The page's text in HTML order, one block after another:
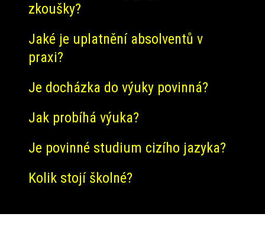
zkoušky?
Jaké je uplatnění absolventů v
praxi?
Je docházka do výuky povinná?
Jak probíhá výuka?
Je povinné studium cizího jazyka?
Kolik stojí školné?